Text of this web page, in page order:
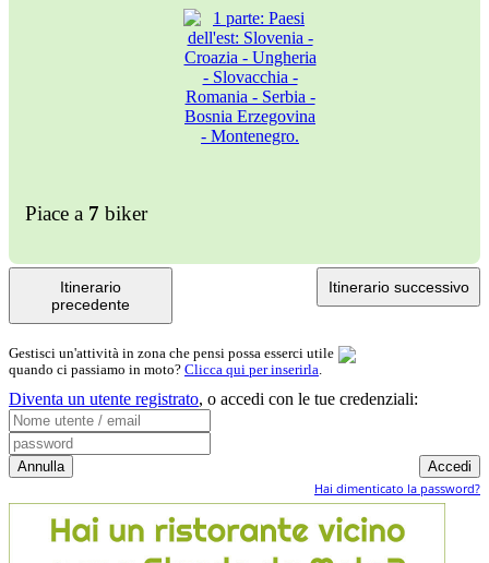
Piace a 7 biker
Itinerario
precedente
Itinerario successivo
Gestisci un'attività in zona che pensi possa esserci utile
quando ci passiamo in moto? Clicca qui per inserirla.
Diventa un utente registrato, o accedi con le tue credenziali:
Hai dimenticato la password?